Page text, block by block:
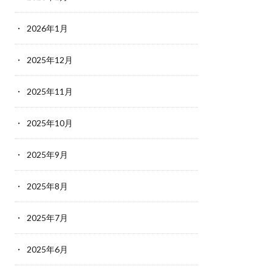
2026年1月
2025年12月
2025年11月
2025年10月
2025年9月
2025年8月
2025年7月
2025年6月